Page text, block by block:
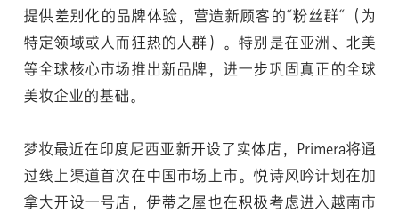
提供差别化的品牌体验，营造新顾客的“粉丝群“（为
特定领域或人而狂热的人群）。特别是在亚洲、北美
等全球核心市场推出新品牌，进一步巩固真正的全球
美妆企业的基础。
梦妆最近在印度尼西亚新开设了实体店，Primera将通
过线上渠道首次在中国市场上市。悦诗风吟计划在加
拿大开设一号店，伊蒂之屋也在积极考虑进入越南市